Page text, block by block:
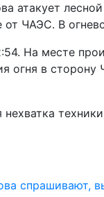
атакует
ЧАЭС. В
На месте
огня в
спрашивают,